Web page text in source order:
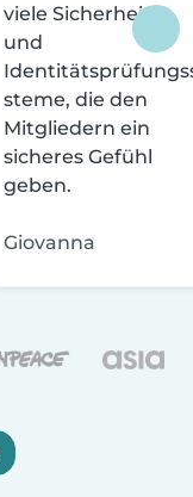
viele Sicherheits-
und
steme, die den
Mitgliedern ein
sicheres Gefühl
geben.
Giovanna